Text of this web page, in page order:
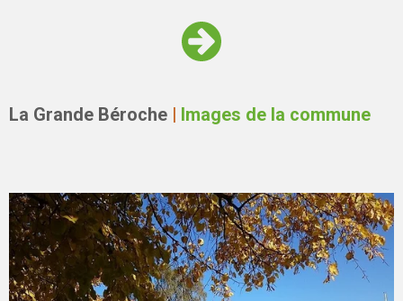
La Grande Béroche | Images de la commune